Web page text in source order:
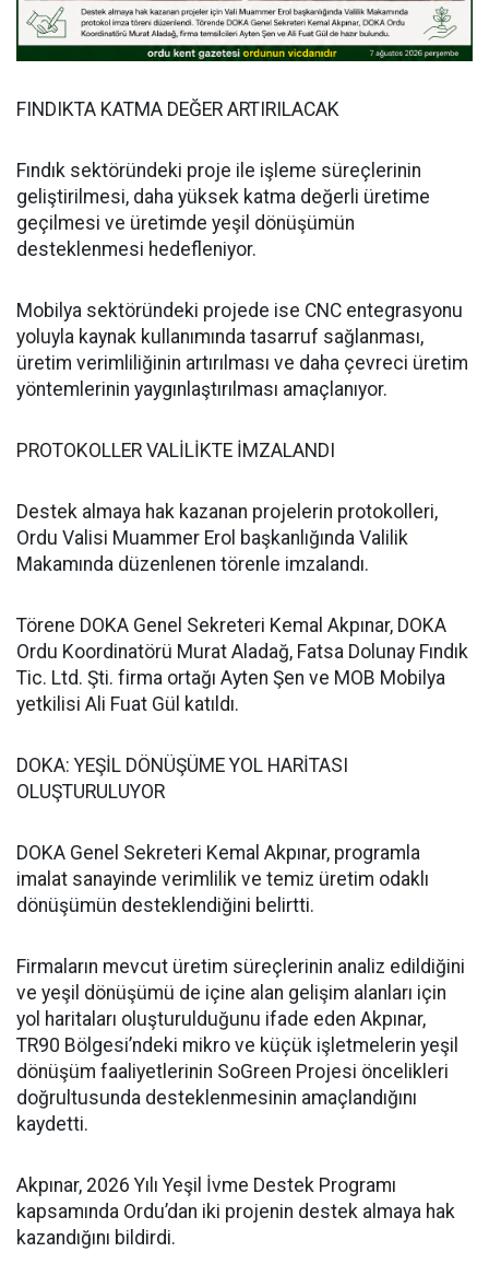
FINDIKTA KATMA DEĞER ARTIRILACAK
Fındık sektöründeki proje ile işleme süreçlerinin
geliştirilmesi, daha yüksek katma değerli üretime
geçilmesi ve üretimde yeşil dönüşümün
desteklenmesi hedefleniyor.
Mobilya sektöründeki projede ise CNC entegrasyonu
yoluyla kaynak kullanımında tasarruf sağlanması,
üretim verimliliğinin artırılması ve daha çevreci üretim
yöntemlerinin yaygınlaştırılması amaçlanıyor.
PROTOKOLLER VALİLİKTE İMZALANDI
Destek almaya hak kazanan projelerin protokolleri,
Ordu Valisi Muammer Erol başkanlığında Valilik
Makamında düzenlenen törenle imzalandı.
Törene DOKA Genel Sekreteri Kemal Akpınar, DOKA
Ordu Koordinatörü Murat Aladağ, Fatsa Dolunay Fındık
Tic. Ltd. Şti. firma ortağı Ayten Şen ve MOB Mobilya
yetkilisi Ali Fuat Gül katıldı.
DOKA: YEŞİL DÖNÜŞÜME YOL HARİTASI
OLUŞTURULUYOR
DOKA Genel Sekreteri Kemal Akpınar, programla
imalat sanayinde verimlilik ve temiz üretim odaklı
dönüşümün desteklendiğini belirtti.
Firmaların mevcut üretim süreçlerinin analiz edildiğini
ve yeşil dönüşümü de içine alan gelişim alanları için
yol haritaları oluşturulduğunu ifade eden Akpınar,
TR90 Bölgesi’ndeki mikro ve küçük işletmelerin yeşil
dönüşüm faaliyetlerinin SoGreen Projesi öncelikleri
doğrultusunda desteklenmesinin amaçlandığını
kaydetti.
Akpınar, 2026 Yılı Yeşil İvme Destek Programı
kapsamında Ordu’dan iki projenin destek almaya hak
kazandığını bildirdi.